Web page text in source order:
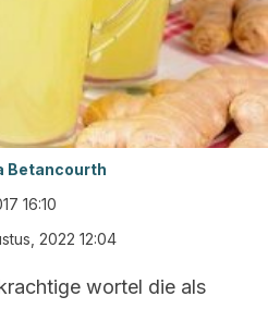
Betancourth
16:10
2022 12:04
wortel die als